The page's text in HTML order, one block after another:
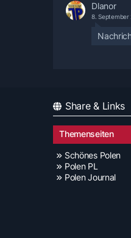
Dlanor
8. September
Share & Links
Themenseiten
Schönes Polen
Polen PL
Polen Journal